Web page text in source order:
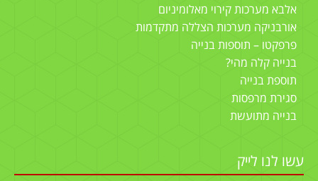
אלבא מערכות קירוי מאלומיניום
אורבניקה מערכות הצללה מתקדמות
פרפקטו – תוספות בנייה
בנייה קלה מהי?
תוספת בנייה
סגירת מרפסות
בנייה מתועשת
עשו לנו לייק